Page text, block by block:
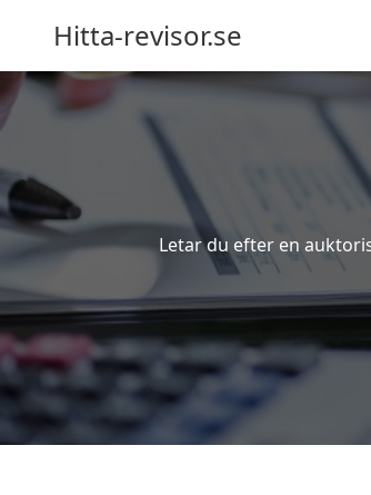
Hitta-revisor.se
Letar du efter en